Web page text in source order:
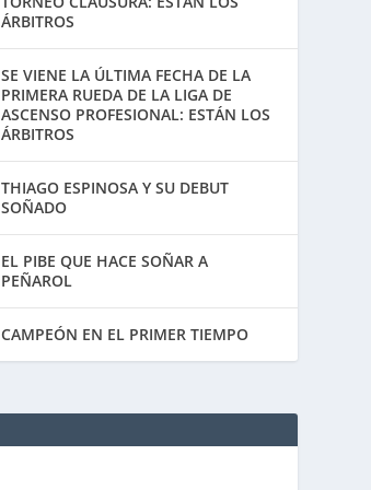
ÁRBITROS
SE VIENE LA ÚLTIMA FECHA DE LA
PRIMERA RUEDA DE LA LIGA DE
ASCENSO PROFESIONAL: ESTÁN LOS
ÁRBITROS
THIAGO ESPINOSA Y SU DEBUT
SOÑADO
EL PIBE QUE HACE SOÑAR A
PEÑAROL
CAMPEÓN EN EL PRIMER TIEMPO